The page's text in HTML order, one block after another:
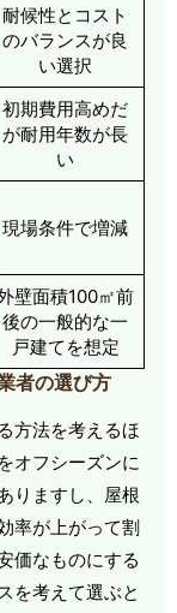
耐候性とコスト
のバランスが良
い選択
初期費用高めだ
が耐用年数が長
い
現場条件で増減
壁面積100㎡前
後の一般的な一
戸建てを想定
者の選び方
方法を考えるほ
オフシーズンに
りますし、屋根
率が上がって割
価なものにする
を考えて選ぶと